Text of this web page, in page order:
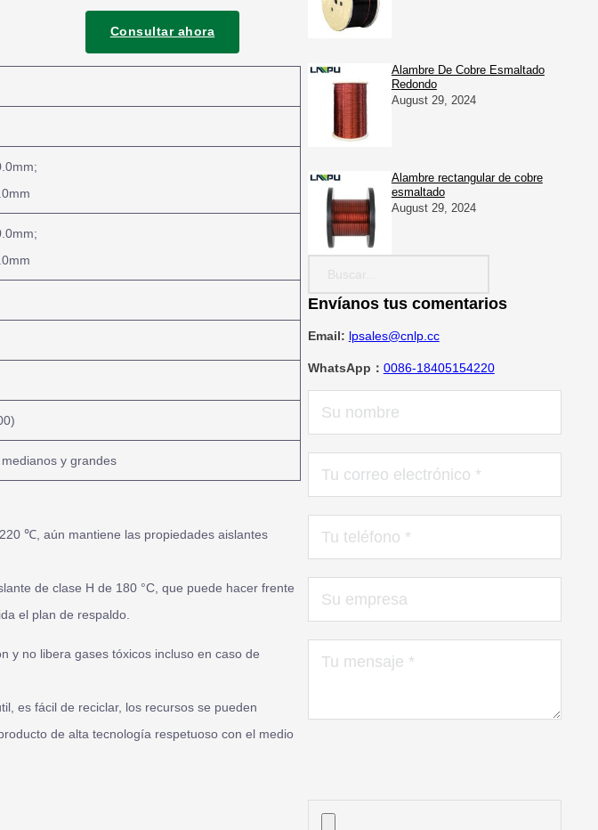
Consultar ahora
y grandes
℃, aún mantiene las propiedades aislantes
de clase H de 180 °C, que puede hacer frente
el plan de respaldo.
y no libera gases tóxicos incluso en caso de
es fácil de reciclar, los recursos se pueden
de alta tecnología respetuoso con el medio
Alambre De Cobre Esmaltado
Redondo
August 29, 2024
Alambre rectangular de cobre
esmaltado
August 29, 2024
Envíanos tus comentarios
Email: lpsales@cnlp.cc
WhatsApp： 0086-18405154220